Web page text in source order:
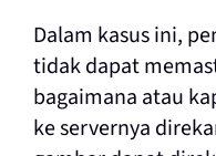
Dalam kasus ini,
tidak dapat
bagaimana atau
ke servernya